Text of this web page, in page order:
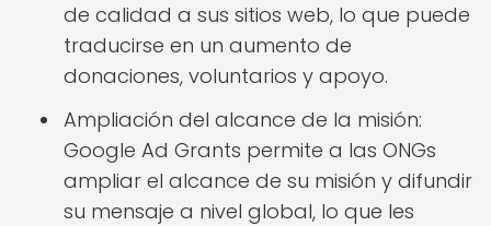
de calidad a sus sitios web, lo que puede
traducirse en un aumento de
donaciones, voluntarios y apoyo.
Ampliación del alcance de la misión:
Google Ad Grants permite a las ONGs
ampliar el alcance de su misión y difundir
su mensaje a nivel global, lo que les